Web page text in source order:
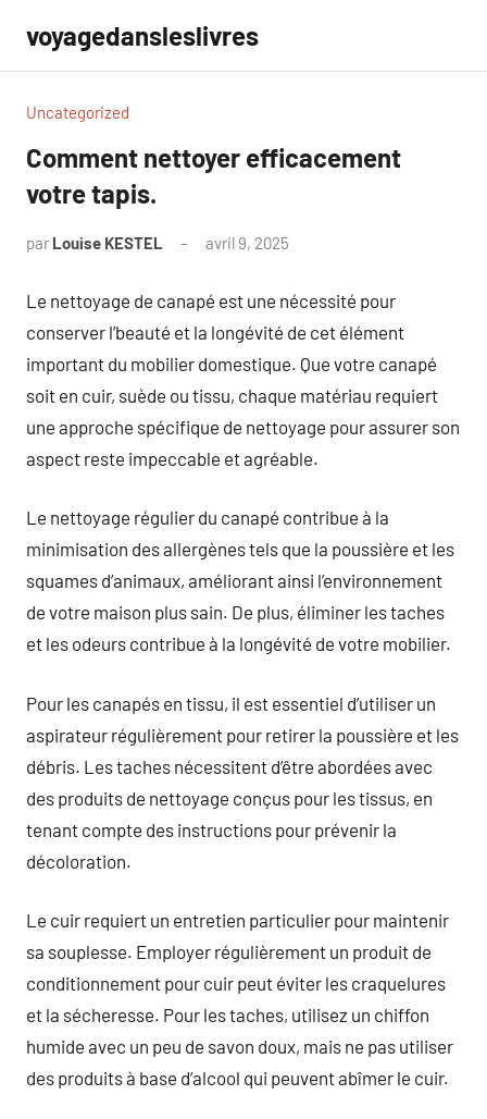
contenu
voyagedansleslivres
Uncategorized
Comment nettoyer efficacement
votre tapis.
par Louise KESTEL avril 9, 2025
Le nettoyage de canapé est une nécessité pour
conserver l’beauté et la longévité de cet élément
important du mobilier domestique. Que votre canapé
soit en cuir, suède ou tissu, chaque matériau requiert
une approche spécifique de nettoyage pour assurer son
aspect reste impeccable et agréable.
Le nettoyage régulier du canapé contribue à la
minimisation des allergènes tels que la poussière et les
squames d’animaux, améliorant ainsi l’environnement
de votre maison plus sain. De plus, éliminer les taches
et les odeurs contribue à la longévité de votre mobilier.
Pour les canapés en tissu, il est essentiel d’utiliser un
aspirateur régulièrement pour retirer la poussière et les
débris. Les taches nécessitent d’être abordées avec
des produits de nettoyage conçus pour les tissus, en
tenant compte des instructions pour prévenir la
décoloration.
Le cuir requiert un entretien particulier pour maintenir
sa souplesse. Employer régulièrement un produit de
conditionnement pour cuir peut éviter les craquelures
et la sécheresse. Pour les taches, utilisez un chiffon
humide avec un peu de savon doux, mais ne pas utiliser
des produits à base d’alcool qui peuvent abîmer le cuir.